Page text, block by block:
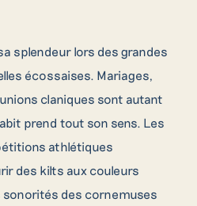
splendeur lors des grandes
écossaises. Mariages,
claniques sont autant
prend tout son sens. Les
athlétiques
des kilts aux couleurs
sonorités des cornemuses